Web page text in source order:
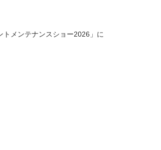
メンテナンスショー2026」に